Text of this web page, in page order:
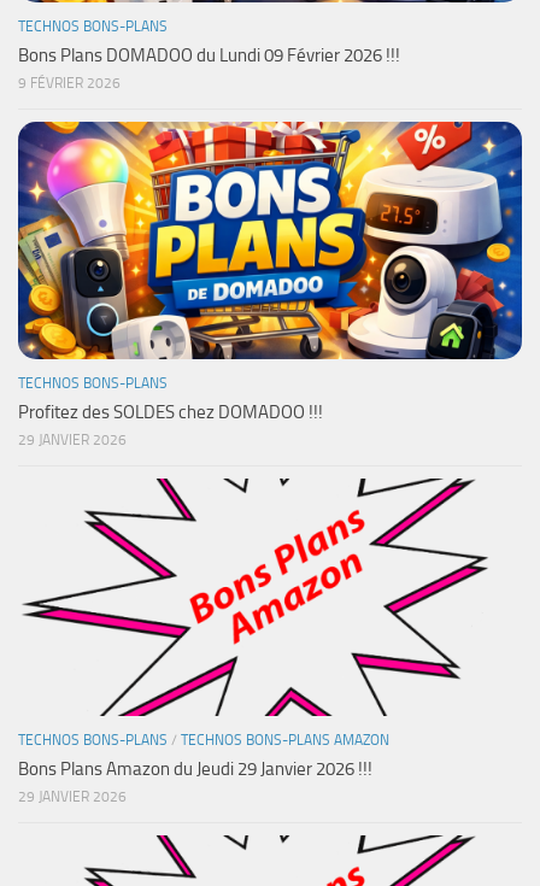
TECHNOS BONS-PLANS
Bons Plans DOMADOO du Lundi 09 Février 2026 !!!
9 FÉVRIER 2026
TECHNOS BONS-PLANS
Profitez des SOLDES chez DOMADOO !!!
29 JANVIER 2026
TECHNOS BONS-PLANS / TECHNOS BONS-PLANS AMAZON
Bons Plans Amazon du Jeudi 29 Janvier 2026 !!!
29 JANVIER 2026